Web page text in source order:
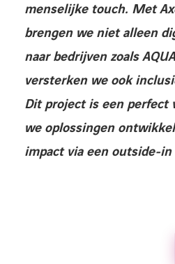
menselijke touch. Met
brengen we niet alleen
naar bedrijven zoals
versterken we ook
Dit project is een perfect
we oplossingen
impact via een outside-in